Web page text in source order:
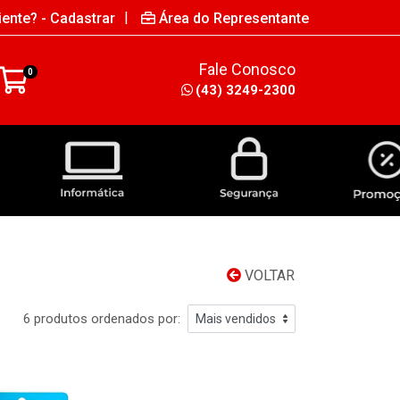
- Cadastrar | Área do Representante
0 Fale Conosco
(43) 3249-2300
VOLTAR
6 produtos ordenados por: